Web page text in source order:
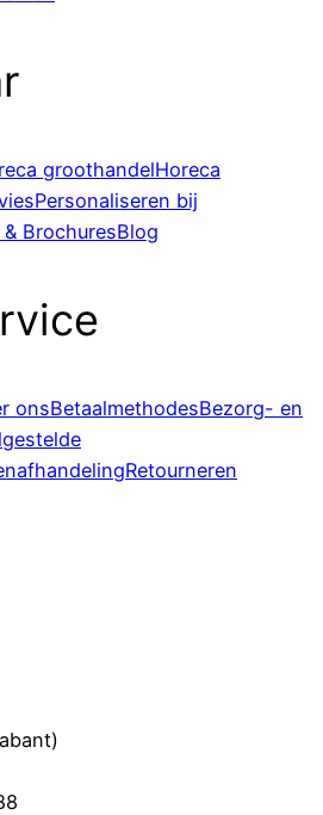
groothandelHoreca
Personaliseren bij
BrochuresBlog
onsBetaalmethodesBezorg- en
Retourneren